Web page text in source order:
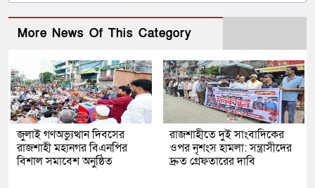
More News Of This Category
জুলাই গণঅভ্যুত্থান দিবসের
রাজশাহী মহানগর বিএনপির
বিশাল সমাবেশ অনুষ্ঠিত
রাজশাহীতে দুই সাংবাদিকের
ওপর নৃশংস হামলা: সন্ত্রাসীদের
দ্রুত গ্রেফতারের দাবি